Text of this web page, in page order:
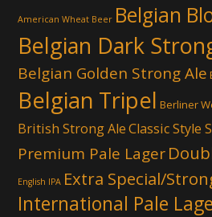
American Wheat Beer Belgian
Belgian Dark
Belgian Golden Strong Ale
Belgian Tripel Berliner
British Strong AleClassic Style
Premium Pale Lager
English IPA Extra Special/
International Pale